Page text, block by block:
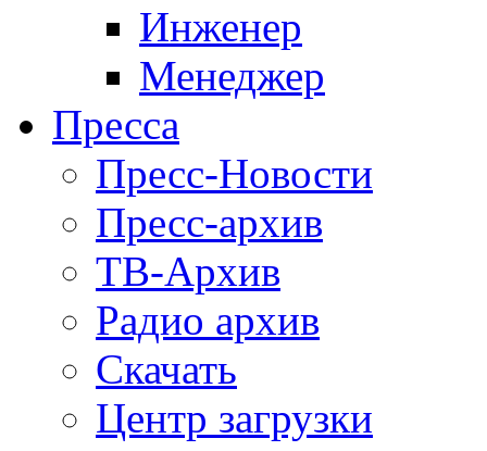
Инженер
Менеджер
Пресса
Пресс-Новости
Пресс-архив
ТВ-Архив
Радио архив
Скачать
Центр загрузки